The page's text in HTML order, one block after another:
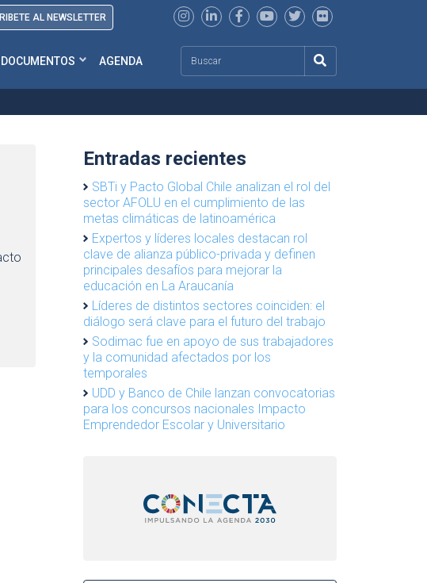
AL NEWSLETTER
DOCUMENTOS AGENDA
Entradas recientes
SBTi y Pacto Global Chile analizan el rol del
sector AFOLU en el cumplimiento de las
metas climáticas de latinoamérica
Expertos y líderes locales destacan rol
clave de alianza público-privada y definen
principales desafíos para mejorar la
educación en La Araucanía
Líderes de distintos sectores coinciden: el
diálogo será clave para el futuro del trabajo
Sodimac fue en apoyo de sus trabajadores
y la comunidad afectados por los
temporales
UDD y Banco de Chile lanzan convocatorias
para los concursos nacionales Impacto
Emprendedor Escolar y Universitario